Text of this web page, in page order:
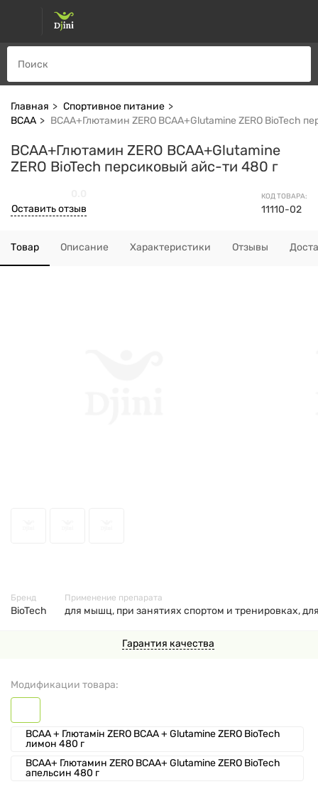
Главная
Спортивное питание
ВСАА
BCAA+Глютамин ZERO BCAA+Glutamine ZERO BioTech
BCAA+Глютамин ZERO BCAA+Glutamine
ZERO BioTech персиковый айс-ти 480 г
КОД ТОВАРА:
11110-02
Оставить отзыв
Товар Описание Характеристики Отзывы
Гарантия качества
Модификации товара:
BCAA + Глютамін ZERO BCAA + Glutamine ZERO BioTech
лимон 480 г
BCAA+ Глютамин ZERO BCAA+ Glutamine ZERO BioTech
апельсин 480 г
Бренд
BioTech
Применение препарата
для мышц, при занятиях спортом и тренировках,